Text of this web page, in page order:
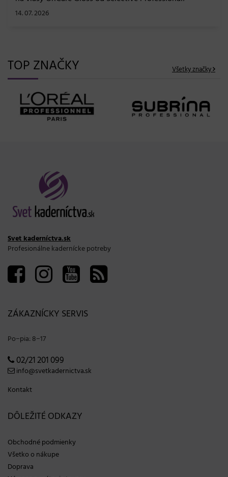
TOP ZNAČKY Všetky značky
Svet kaderníctva.sk
Profesionálne kadernícke potreby
ZÁKAZNÍCKY SERVIS
Po−pia: 8−17
02/21 201 099
info@svetkadernictva.sk
Kontakt
DÔLEŽITÉ ODKAZY
Obchodné podmienky
Všetko o nákupe
Doprava